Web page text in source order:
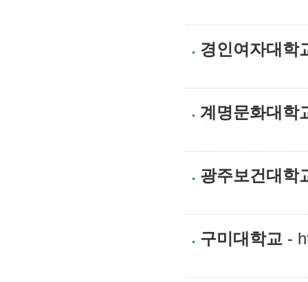
경인여자대학
계명문화대학
광주보건대학
구미대학교 -